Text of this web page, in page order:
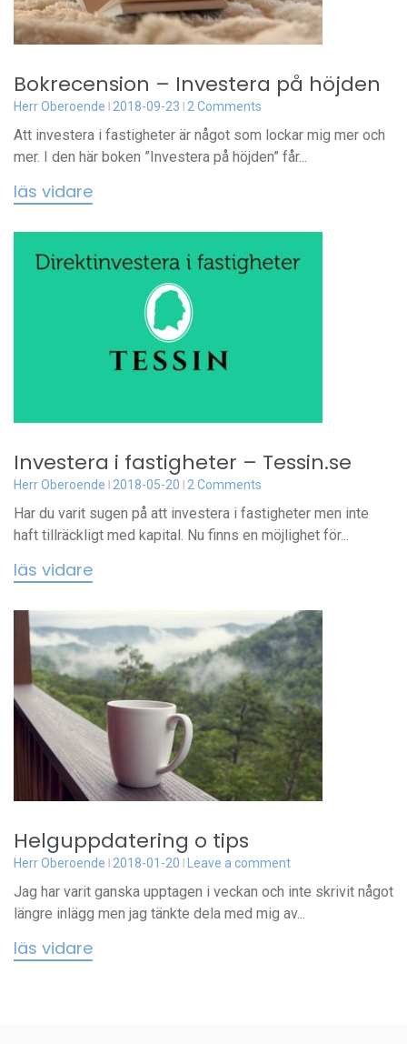
Bokrecension – Investera på höjden
Herr Oberoende 2018-09-23 2 Comments
Att investera i fastigheter är något som lockar mig mer och
mer. I den här boken ”Investera på höjden” får...
läs vidare
Investera i fastigheter – Tessin.se
Herr Oberoende 2018-05-20 2 Comments
Har du varit sugen på att investera i fastigheter men inte
haft tillräckligt med kapital. Nu finns en möjlighet för...
läs vidare
Helguppdatering o tips
Herr Oberoende 2018-01-20 Leave a comment
Jag har varit ganska upptagen i veckan och inte skrivit något
längre inlägg men jag tänkte dela med mig av...
läs vidare